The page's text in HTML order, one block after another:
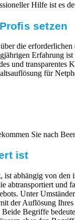
Hilfe ist es
setzen
die
Erfahrung
und
für
Sie nach
ist
abhängig von
abtransportiert
Unter
der Auflösung
Begriffe